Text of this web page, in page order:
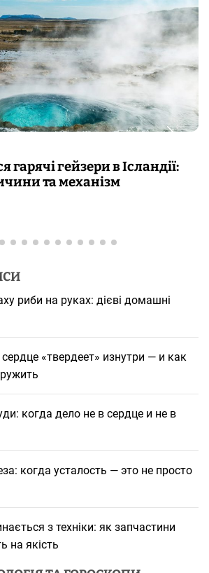
з’являються мурашки на
пілоерекції
риби на руках: дієві домашні
«твердеет» изнутри — и как
когда дело не в сердце и не в
когда усталость — это не просто
з техніки: як запчастини
на якість